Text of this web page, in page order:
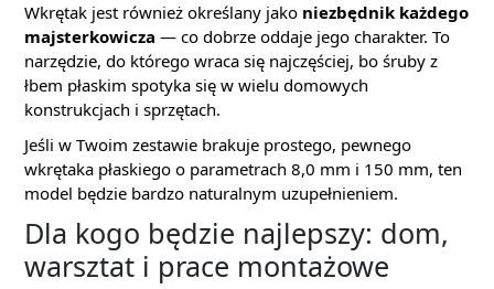
Wkrętak jest również określany jako niezbędnik każdego
majsterkowicza — co dobrze oddaje jego charakter. To
narzędzie, do którego wraca się najczęściej, bo śruby z
łbem płaskim spotyka się w wielu domowych
konstrukcjach i sprzętach.
Jeśli w Twoim zestawie brakuje prostego, pewnego
wkrętaka płaskiego o parametrach 8,0 mm i 150 mm, ten
model będzie bardzo naturalnym uzupełnieniem.
Dla kogo będzie najlepszy: dom,
warsztat i prace montażowe